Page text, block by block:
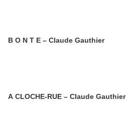
B O N T E – Claude Gauthier
A CLOCHE-RUE – Claude Gauthier